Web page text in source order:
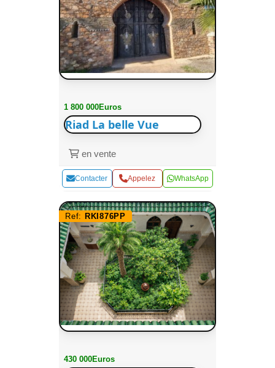
1 800 000Euros
Riad La belle Vue
en vente
Contacter Appelez WhatsApp
Ref: RKI876PP
430 000Euros